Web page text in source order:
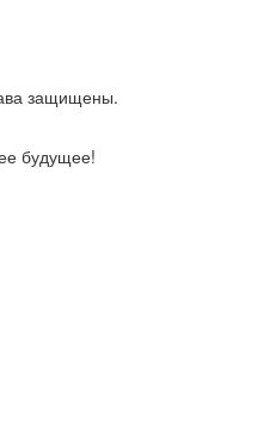
защищены.
будущее!